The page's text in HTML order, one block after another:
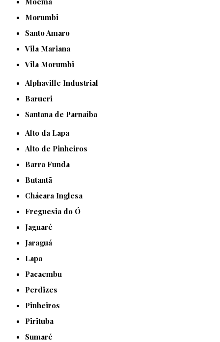
Morumbi
Santo Amaro
Vila Mariana
Vila Morumbi
Alphaville Industrial
Barueri
Santana de Parnaíba
Alto da Lapa
Alto de Pinheiros
Barra Funda
Butantã
Chácara Inglesa
Freguesia do Ó
Jaguaré
Jaraguá
Lapa
Pacaembu
Perdizes
Pinheiros
Pirituba
Sumaré